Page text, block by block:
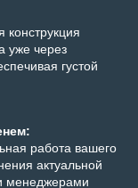
конструкция
уже через
густой
работа вашего
актуальной
менеджерами